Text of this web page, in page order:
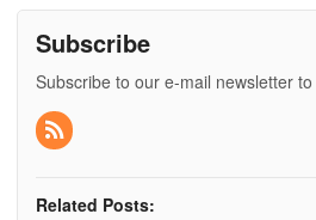
Subscribe
Subscribe to our e-mail newsletter
Related Posts: